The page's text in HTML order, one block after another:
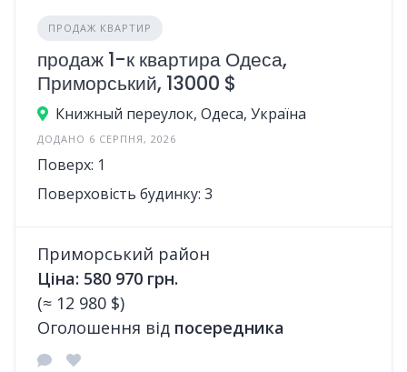
ПРОДАЖ КВАРТИР
продаж 1-к квартира Одеса,
Приморський, 13000 $
Книжный переулок, Одеса, Україна
ДОДАНО 6 СЕРПНЯ, 2026
Поверх: 1
Поверховість будинку: 3
Приморський район
Ціна: 580 970 грн.
(≈ 12 980 $)
Оголошення від посередника